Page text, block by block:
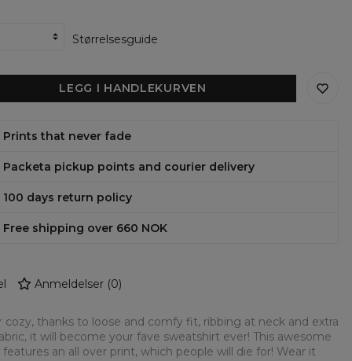
Størrelsesguide
LEGG I HANDLEKURVEN
Prints that never fade
Packeta pickup points and courier delivery
100 days return policy
Free shipping over 660 NOK
Anmeldelser(0)
cozy, thanks to loose and comfy fit, ribbing at neck and extra
it will become your fave sweatshirt ever! This awesome
features an all over print, which people will die for! Wear it